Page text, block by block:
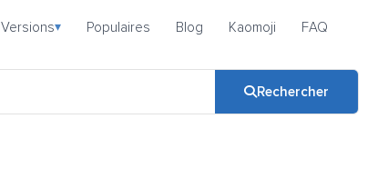
Versions▾ Populaires Blog Kaomoji FAQ
Rechercher